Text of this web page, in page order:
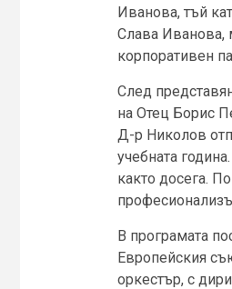
Иванова, тъй
Слава Иванова,
корпоративен
След
на Отец Борис
Д-р Николов
учебната
както досега.
В програмата
Европейския
оркестър, с